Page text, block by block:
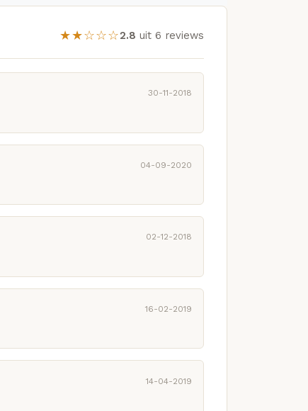
★★☆☆☆2.8 uit 6 reviews
30-11-2018
04-09-2020
02-12-2018
16-02-2019
14-04-2019